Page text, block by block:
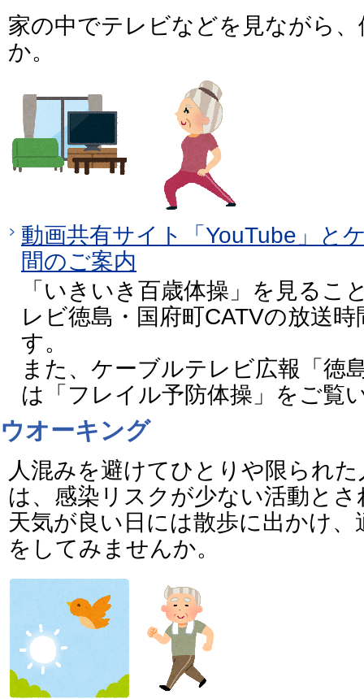
家の中でテレビなどを見ながら
か。
動画共有サイト「YouTube」と
間のご案内
「いきいき百歳体操」を見るこ
レビ徳島・国府町CATVの放送
す。
また、ケーブルテレビ広報「徳
は「フレイル予防体操」をご覧
ウオーキング
人混みを避けてひとりや限られ
は、感染リスクが少ない活動と
天気が良い日には散歩に出かけ
をしてみませんか。